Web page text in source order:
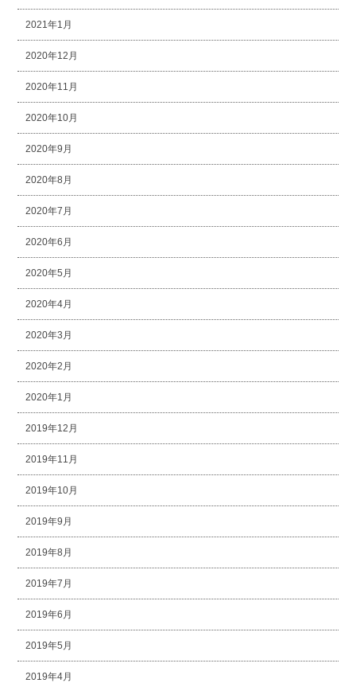
2021年1月
2020年12月
2020年11月
2020年10月
2020年9月
2020年8月
2020年7月
2020年6月
2020年5月
2020年4月
2020年3月
2020年2月
2020年1月
2019年12月
2019年11月
2019年10月
2019年9月
2019年8月
2019年7月
2019年6月
2019年5月
2019年4月